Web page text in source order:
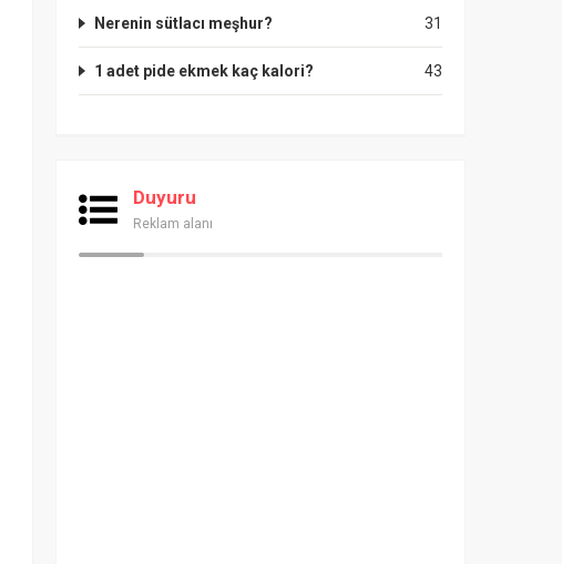
31
Nerenin sütlacı meşhur?
43
1 adet pide ekmek kaç kalori?
Duyuru
Reklam alanı